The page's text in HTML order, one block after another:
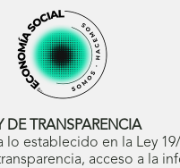
abrirá
en
ventana
nueva)
abrirá
en
ventana
nueva)
Blog
ONCE
(se
abrirá
en
ventana
abrirá
en
ventana
nueva)
DE TRANSPARENCIA
lo establecido en la Ley
acceso a la